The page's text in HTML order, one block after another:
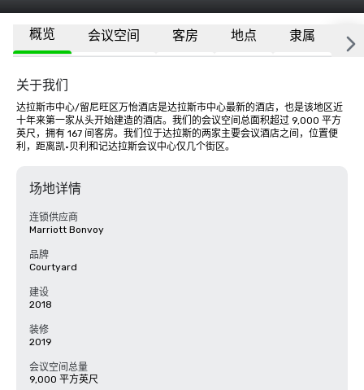
概览 会议空间 客房 地点 隶属 更
关于我们
达拉斯市中心/留尼旺区万怡酒店是达拉斯市中心最新的酒店，也是该地区近
十年来第一家从头开始建造的酒店。我们的会议空间总面积超过 9,000 平方
英尺，拥有 167 间客房。我们位于达拉斯的两家主要会议酒店之间，位置便
利，距离凯·贝利和记达拉斯会议中心仅几个街区。
场地详情
连锁供应商
Marriott Bonvoy
品牌
Courtyard
建设
2018
装修
2019
会议空间总量
9,000 平方英尺